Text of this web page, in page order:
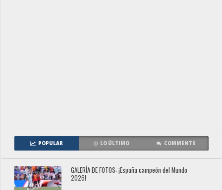
POPULAR LO ÚLTIMO COMMENTS
GALERÍA DE FOTOS: ¡España campeón del Mundo
2026!